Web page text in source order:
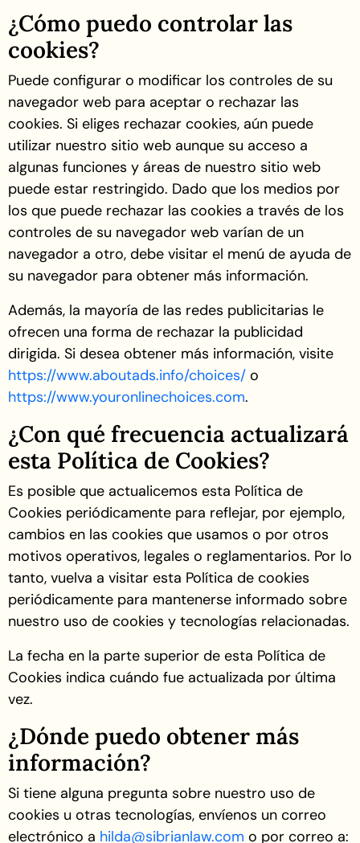
¿Cómo puedo controlar las
cookies?
Puede configurar o modificar los controles de su
navegador web para aceptar o rechazar las
cookies. Si eliges rechazar cookies, aún puede
utilizar nuestro sitio web aunque su acceso a
algunas funciones y áreas de nuestro sitio web
puede estar restringido. Dado que los medios por
los que puede rechazar las cookies a través de los
controles de su navegador web varían de un
navegador a otro, debe visitar el menú de ayuda de
su navegador para obtener más información.
Además, la mayoría de las redes publicitarias le
ofrecen una forma de rechazar la publicidad
dirigida. Si desea obtener más información, visite
https://www.aboutads.info/choices/ o
https://www.youronlinechoices.com.
¿Con qué frecuencia actualizará
esta Política de Cookies?
Es posible que actualicemos esta Política de
Cookies periódicamente para reflejar, por ejemplo,
cambios en las cookies que usamos o por otros
motivos operativos, legales o reglamentarios. Por lo
tanto, vuelva a visitar esta Política de cookies
periódicamente para mantenerse informado sobre
nuestro uso de cookies y tecnologías relacionadas.
La fecha en la parte superior de esta Política de
Cookies indica cuándo fue actualizada por última
vez.
¿Dónde puedo obtener más
información?
Si tiene alguna pregunta sobre nuestro uso de
cookies u otras tecnologías, envíenos un correo
electrónico a hilda@sibrianlaw.com o por correo a: